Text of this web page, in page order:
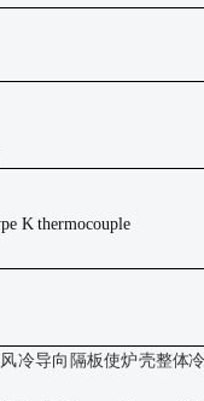
Kthermocouple
冷导向隔板使炉壳整体